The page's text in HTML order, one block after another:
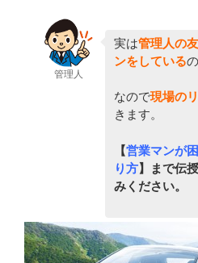
管理人
実は管理人の
ンをしている
なので現場の
きます。
【営業マンが
り方】まで伝
みください。